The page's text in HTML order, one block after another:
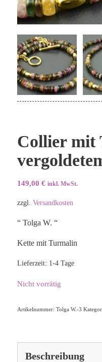
Collier mit
149,00 € inkl. MwSt.
zzgl. Versandkosten
“ Tolga W. “
Kette mit Turmalin
Lieferzeit: 1-4 Tage
Nicht vorrätig
Artikelnummer: Tolga W.-3
Beschreibung